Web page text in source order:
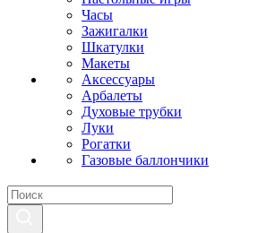
Часы
Зажигалки
Шкатулки
Макеты
Аксессуары
Арбалеты
Духовые трубки
Луки
Рогатки
Газовые баллончики